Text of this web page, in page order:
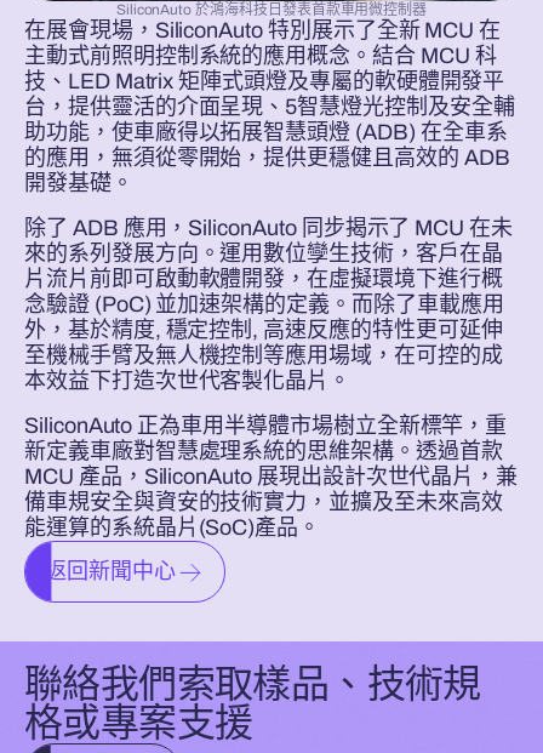
SiliconAuto 於鴻海科技日發表首款車用微控制器
在展會現場，SiliconAuto 特別展示了全新 MCU 在
主動式前照明控制系統的應用概念。結合 MCU 科
技、LED Matrix 矩陣式頭燈及專屬的軟硬體開發平
台，提供靈活的介面呈現、5智慧燈光控制及安全輔
助功能，使車廠得以拓展智慧頭燈 (ADB) 在全車系
的應用，無須從零開始，提供更穩健且高效的 ADB
開發基礎。
除了 ADB 應用，SiliconAuto 同步揭示了 MCU 在未
來的系列發展方向。運用數位孿生技術，客戶在晶
片流片前即可啟動軟體開發，在虛擬環境下進行概
念驗證 (PoC) 並加速架構的定義。而除了車載應用
外，基於精度, 穩定控制, 高速反應的特性更可延伸
至機械手臂及無人機控制等應用場域，在可控的成
本效益下打造次世代客製化晶片。
SiliconAuto 正為車用半導體市場樹立全新標竿，重
新定義車廠對智慧處理系統的思維架構。透過首款
MCU 產品，SiliconAuto 展現出設計次世代晶片，兼
備車規安全與資安的技術實力，並擴及至未來高效
能運算的系統晶片(SoC)產品。
返回新聞中心
聯絡我們索取樣品、技術規
格或專案支援